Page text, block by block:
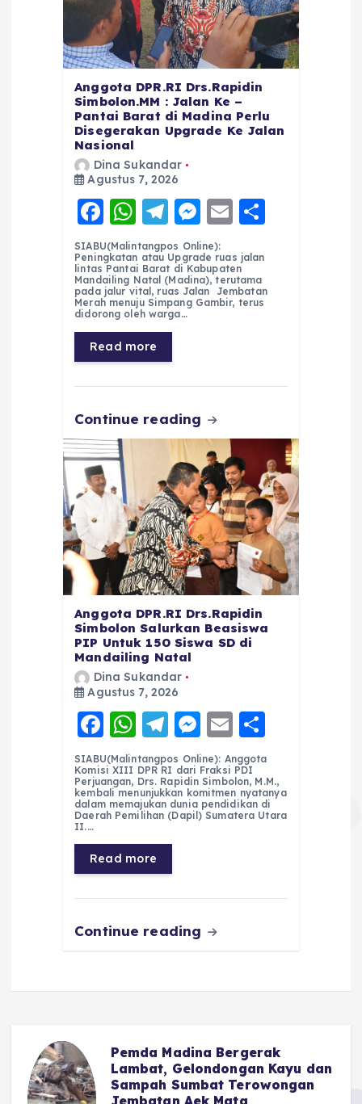
Anggota DPR.RI Drs.Rapidin
Simbolon.MM : Jalan Ke –
Pantai Barat di Madina Perlu
Disegerakan Upgrade Ke Jalan
Nasional
Dina Sukandar
Agustus 7, 2026
F
a
c
e
b
o
o
k
W
h
a
ts
A
p
p
T
el
e
g
r
a
m
M
e
ss
e
n
E
ai
l
re
SIABU(Malintangpos Online):
Peningkatan atau Upgrade ruas jalan
lintas Pantai Barat di Kabupaten
Mandailing Natal (Madina), terutama
pada jalur vital, ruas Jalan Jembatan
Merah menuju Simpang Gambir, terus
didorong oleh warga…
Read more
Continue reading
Anggota DPR.RI Drs.Rapidin
Simbolon Salurkan Beasiswa
PIP Untuk 150 Siswa SD di
Mandailing Natal
Dina Sukandar
Agustus 7, 2026
F
a
c
e
b
o
o
k
W
h
a
ts
A
p
p
T
el
e
g
r
a
m
M
e
ss
e
n
E
m
ai
l
h
a
re
SIABU(Malintangpos Online): Anggota
Komisi XIII DPR RI dari Fraksi PDI
Perjuangan, Drs. Rapidin Simbolon, M.M.,
kembali menunjukkan komitmen nyatanya
dalam memajukan dunia pendidikan di
Daerah Pemilihan (Dapil) Sumatera Utara
II.…
Read more
Continue reading
Pemda Madina Bergerak
Lambat, Gelondongan Kayu dan
Sampah Sumbat Terowongan
Jembatan Aek Mata